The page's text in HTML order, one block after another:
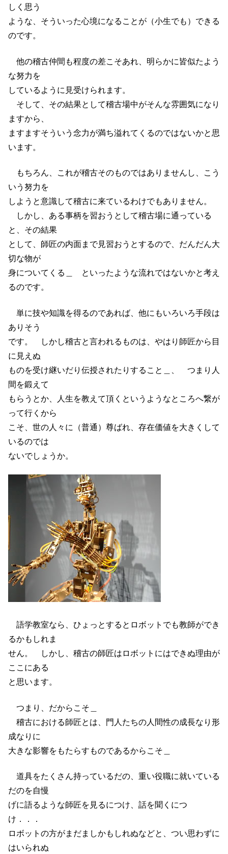
しく思う
ような、そういった心境になることが（小生でも）できる
のです。
他の稽古仲間も程度の差こそあれ、明らかに皆似たよう
な努力を
しているように見受けられます。
そして、その結果として稽古場中がそんな雰囲気になり
ますから、
ますますそういう念力が満ち溢れてくるのではないかと思
います。
もちろん、これが稽古そのものではありませんし、こう
いう努力を
しようと意識して稽古に来ているわけでもありません。
しかし、ある事柄を習おうとして稽古場に通っている
と、その結果
として、師匠の内面まで見習おうとするので、だんだん大
切な物が
身についてくる＿ といったような流れではないかと考え
るのです。
単に技や知識を得るのであれば、他にもいろいろ手段は
ありそう
です。 しかし稽古と言われるものは、やはり師匠から目
に見えぬ
ものを受け継いだり伝授されたりすること＿、 つまり人
間を鍛えて
もらうとか、人生を教えて頂くというようなところへ繋が
って行くから
こそ、世の人々に（普通）尊ばれ、存在価値を大きくして
いるのでは
ないでしょうか。
語学教室なら、ひょっとするとロボットでも教師ができ
るかもしれま
せん。 しかし、稽古の師匠はロボットにはできぬ理由が
ここにある
と思います。
つまり、だからこそ＿
稽古における師匠とは、門人たちの人間性の成長なり形
成なりに
大きな影響をもたらすものであるからこそ＿
道具をたくさん持っているだの、重い役職に就いている
だのを自慢
げに語るような師匠を見るにつけ、話を聞くにつ
け．．．
ロボットの方がまだましかもしれぬなどと、つい思わずに
はいられぬ